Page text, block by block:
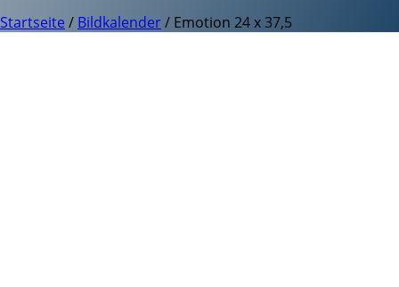
Startseite / Bildkalender/ Emotion 24 x 37,5